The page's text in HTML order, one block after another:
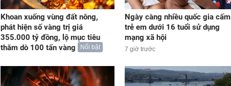
Khoan xuống vùng đất nông,
phát hiện số vàng trị giá
355.000 tỷ đồng, lộ mục tiêu
thăm dò 100 tấn vàng
Nổi bật
Ngày càng nhiều quốc gia cấm
trẻ em dưới 16 tuổi sử dụng
mạng xã hội
7 giờ trước